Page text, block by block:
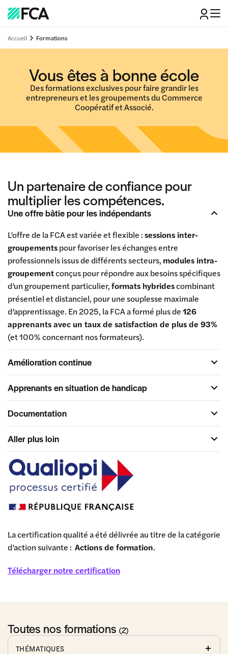
Accueil Formations
Vous êtes à bonne école
Des formations exclusives pour faire grandir les
entrepreneurs et les groupements du Commerce
Coopératif et Associé.
Un partenaire de confiance pour
multiplier les compétences.
Une offre bâtie pour les indépendants
L’offre de la FCA est variée et flexible :sessions inter-
groupementspour favoriser les échanges entre
professionnels issus de différents secteurs, modules intra-
groupementconçus pour répondre aux besoins spécifiques
d’un groupement particulier,formats hybridescombinant
présentiel et distanciel, pour une souplesse maximale
d’apprentissage. En 2025, la FCA a formé plus de126
apprenants avec un taux de satisfaction de plus de 93%
(et 100% concernant nos formateurs).
Amélioration continue
Apprenants en situation de handicap
Documentation
Aller plus loin
La certification qualité a été délivrée au titre de la catégorie
d’action suivante : Actions de formation.
Télécharger notre certification
Toutes nos formations (2)
THÉMATIQUES